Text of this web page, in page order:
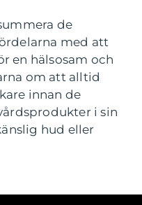
de
med att
en hälsosam och
om att alltid
innan de
i sin
hud eller